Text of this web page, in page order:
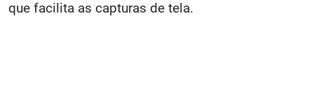
que facilita as capturas de tela.